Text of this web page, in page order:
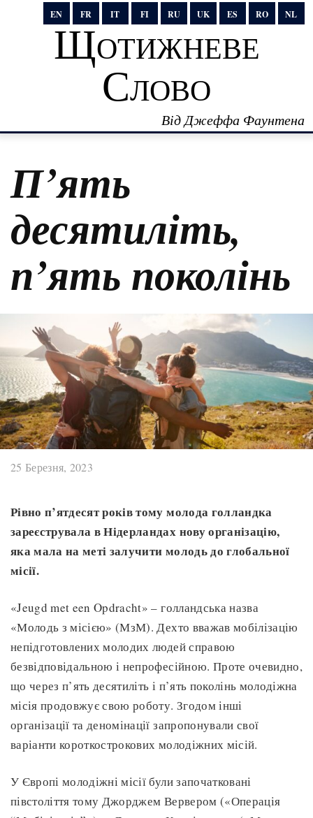
EN FR IT FI RU UK ES RO NL
Щотижневе
Слово
Від Джеффа Фаунтена
П’ять
десятиліть,
п’ять поколінь
25 Березня, 2023
Рівно п’ятдесят років тому молода голландка
зареєструвала в Нідерландах нову організацію,
яка мала на меті залучити молодь до глобальної
місії.
«Jeugd met een Opdracht» – голландська назва
«Молодь з місією» (МзМ). Дехто вважав мобілізацію
непідготовлених молодих людей справою
безвідповідальною і непрофесійною. Проте очевидно,
що через п’ять десятиліть і п’ять поколінь молодіжна
місія продовжує свою роботу. Згодом інші
організації та деномінації запропонували свої
варіанти короткострокових молодіжних місій.
У Європі молодіжні місії були започатковані
півстоліття тому Джорджем Вервером («Операція